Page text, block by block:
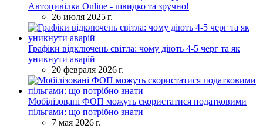
Автоцивілка Online - швидко та зручно!
26 июля 2025 г.
Графіки відключень світла: чому діють 4-5 черг та як
уникнути аварій
20 февраля 2026 г.
Мобілізовані ФОП можуть скористатися податковими
пільгами: що потрібно знати
7 мая 2026 г.